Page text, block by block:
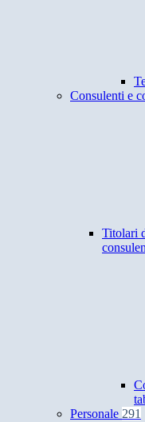
Consulenti e
Titolari
Personale 291